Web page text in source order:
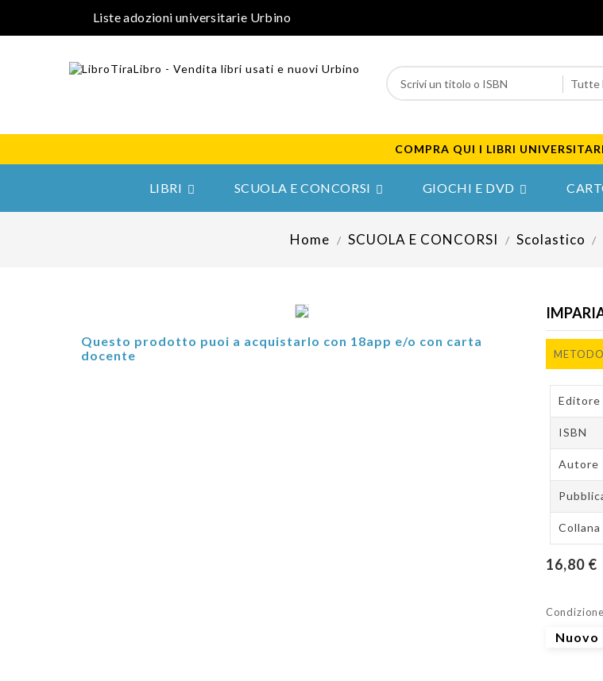
Liste adozioni universitarie Urbino
COMPRA QUI I LIBRI

LIBRI 
SCUOLA E CONCORSI 
GIOCHI E DVD
Home SCUOLA E CONCORSI Scolastico
Questo prodotto puoi a acquistarlo con 18app e/o con carta
docente
Editore
ISBN
Autore
Collana
16,80 €
Condizione
Nuovo